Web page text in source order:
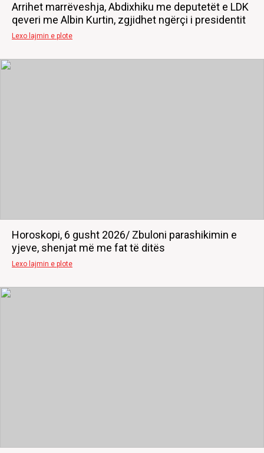
Arrihet marrëveshja, Abdixhiku me deputetët e LDK
qeveri me Albin Kurtin, zgjidhet ngërçi i presidentit
Lexo lajmin e plote
Horoskopi, 6 gusht 2026/ Zbuloni parashikimin e
yjeve, shenjat më me fat të ditës
Lexo lajmin e plote